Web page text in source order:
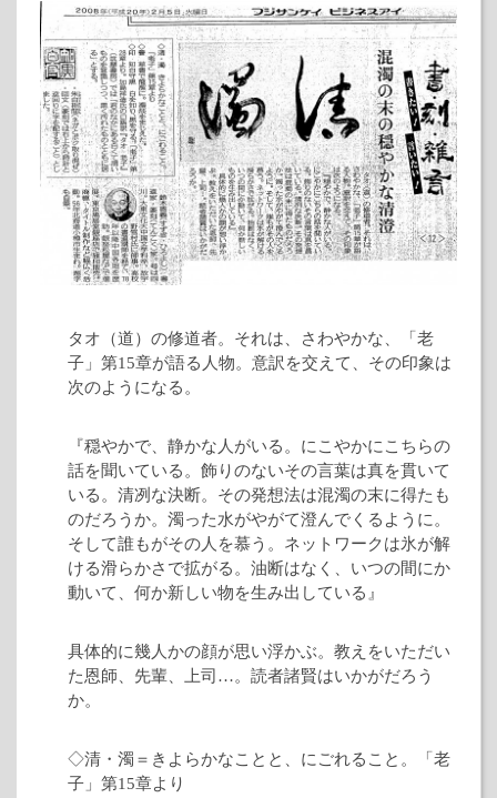
タオ（道）の修道者。それは、さわやかな、「老
子」第15章が語る人物。意訳を交えて、その印象は
次のようになる。
『穏やかで、静かな人がいる。にこやかにこちらの
話を聞いている。飾りのないその言葉は真を貫いて
いる。清冽な決断。その発想法は混濁の末に得たも
のだろうか。濁った水がやがて澄んでくるように。
そして誰もがその人を慕う。ネットワークは氷が解
ける滑らかさで拡がる。油断はなく、いつの間にか
動いて、何か新しい物を生み出している』
具体的に幾人かの顔が思い浮かぶ。教えをいただい
た恩師、先輩、上司…。読者諸賢はいかがだろう
か。
◇清・濁＝きよらかなことと、にごれること。「老
子」第15章より